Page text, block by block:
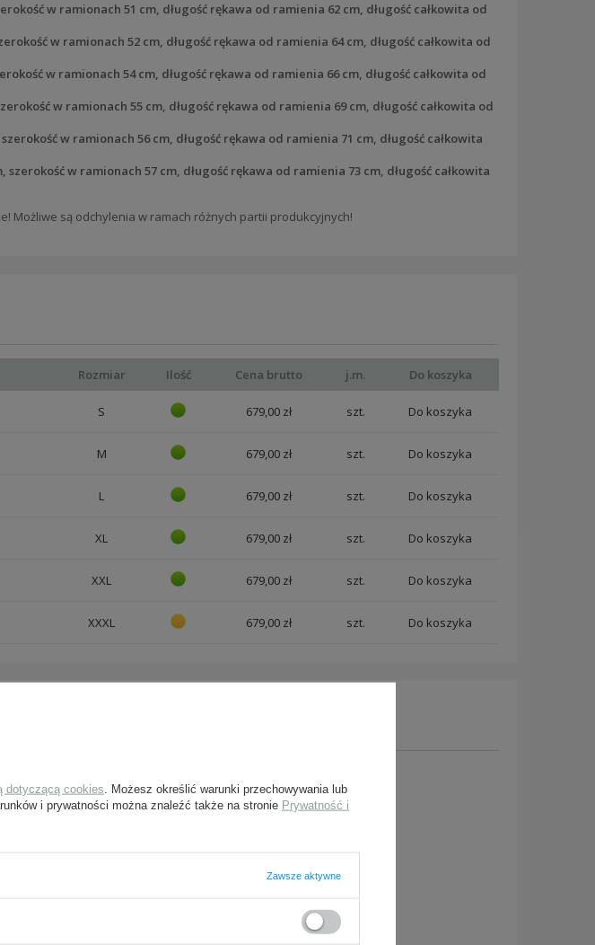
w ramionach 51 cm, długość rękawa od ramienia 62 cm, długość całkowita od
w ramionach 52 cm, długość rękawa od ramienia 64 cm, długość całkowita od
w ramionach 54 cm, długość rękawa od ramienia 66 cm, długość całkowita od
w ramionach 55 cm, długość rękawa od ramienia 69 cm, długość całkowita od
w ramionach 56 cm, długość rękawa od ramienia 71 cm, długość całkowita
szerokość w ramionach 57 cm, długość rękawa od ramienia 73 cm, długość całkowita
Możliwe są odchylenia w ramach różnych partii produkcyjnych!
Rozmiar Ilość Cena brutto j.m. Do koszyka
S 679,00 zł szt.
M 679,00 zł szt.
L 679,00 zł szt.
XL 679,00 zł szt.
XXL 679,00 zł szt.
XXXL 679,00 zł szt.
jest dla Ciebie niewystarczający, prześlij nam swoje
tego produktu. Postaramy się odpowiedzieć tak szybko jak
dotyczącą cookies . Możesz określić warunki przechowywania lub
i prywatności można znaleźć także na stronie Prywatność i
Zawsze aktywne